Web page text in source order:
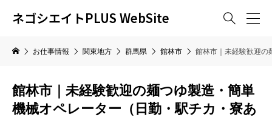
ネゴシエイトPLUS WebSite 
お仕事情報 関東地方 群馬県 館林市 館林市｜未経験歓迎の
館林市｜未経験歓迎の麺つゆ製造・簡単
機械オペレーター（日勤・駅チカ・寮あ